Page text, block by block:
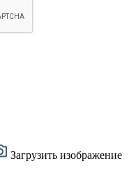
Загрузить изображение